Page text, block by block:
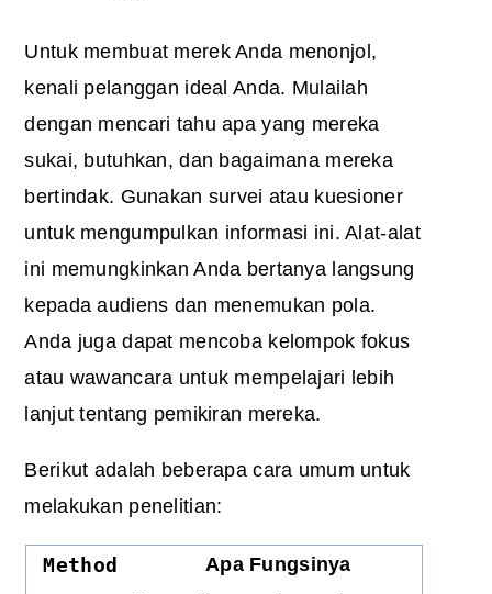
Untuk membuat merek Anda menonjol,
kenali pelanggan ideal Anda. Mulailah
dengan mencari tahu apa yang mereka
sukai, butuhkan, dan bagaimana mereka
bertindak. Gunakan survei atau kuesioner
untuk mengumpulkan informasi ini. Alat-alat
ini memungkinkan Anda bertanya langsung
kepada audiens dan menemukan pola.
Anda juga dapat mencoba kelompok fokus
atau wawancara untuk mempelajari lebih
lanjut tentang pemikiran mereka.
Berikut adalah beberapa cara umum untuk
melakukan penelitian:
Method Apa Fungsinya